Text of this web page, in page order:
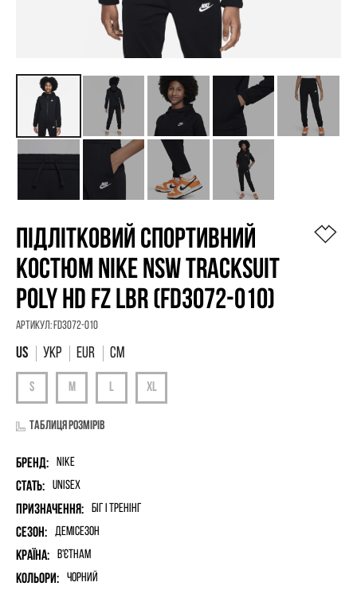
ПІДЛІТКОВИЙ СПОРТИВНИЙ
КОСТЮМ NIKE NSW TRACKSUIT
POLY HD FZ LBR (FD3072-010)
Артикул:FD3072-010
УКР EUR СМ
Таблиця розмірів
Бренд: Nike
Стать: unisex
Призначення: Біг і Тренінг
Сезон: Демісезон
Країна: В'єтнам
Кольори: Чорний